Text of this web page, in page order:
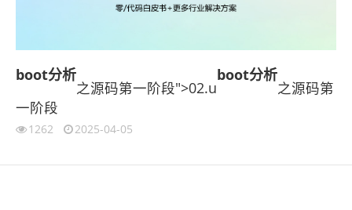
boot分析
之源码第一阶段">02.u
boot分析
之源码第
一阶段
1262 2025-04-05